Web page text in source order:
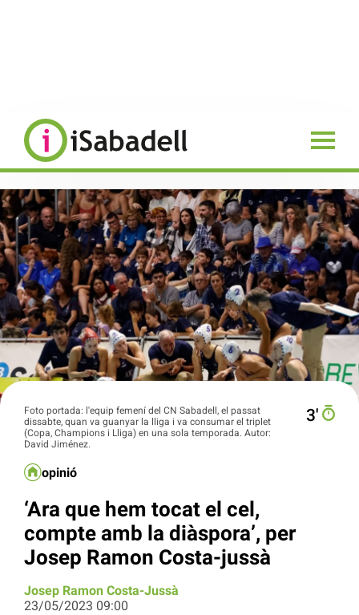
Foto portada: l'equip femení del CN Sabadell, el passat
dissabte, quan va guanyar la lliga i va consumar el triplet
(Copa, Champions i Lliga) en una sola temporada. Autor:
David Jiménez.
3′
opinió
‘Ara que hem tocat el cel,
compte amb la diàspora’, per
Josep Ramon Costa-jussà
Josep Ramon Costa-Jussà
23/05/2023 09:00